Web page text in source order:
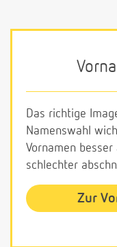
Das richtige
Namenswahl
Vornamen
schlechter
Zur